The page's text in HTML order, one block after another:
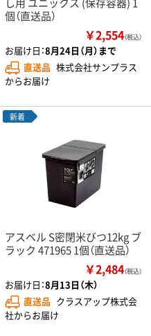
個（直送品）
￥2,554（税込）
お届け日：8月24日（月）まで
直送品 株式会社サンプラス
からお届け
新着
アスベル S密閉米びつ12kg ブ
ラック 471965 1個（直送品）
￥2,484（税込）
お届け日：8月13日（木）
直送品 クラスアップ株式会
社からお届け